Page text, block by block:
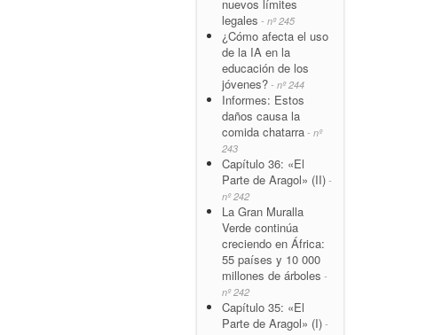
nuevos límites
legales - nº 245
¿Cómo afecta el uso
de la IA en la
educación de los
jóvenes? - nº 244
Informes: Estos
daños causa la
comida chatarra - nº
243
Capítulo 36: «El
Parte de Aragol» (II) -
nº 242
La Gran Muralla
Verde continúa
creciendo en África:
55 países y 10 000
millones de árboles -
nº 242
Capítulo 35: «El
Parte de Aragol» (I) -